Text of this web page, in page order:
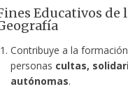
Educativos de
Contribuye a la
personas cultas,
autónomas.